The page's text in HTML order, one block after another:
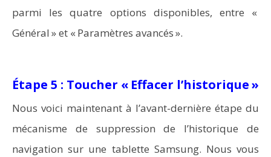
parmi les quatre options disponibles, entre «
Général » et « Paramètres avancés ».
Étape 5 : Toucher « Effacer l’historique »
Nous voici maintenant à l’avant-dernière étape du
mécanisme de suppression de l’historique de
navigation sur une tablette Samsung. Nous vous